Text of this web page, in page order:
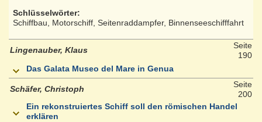
Schlüsselwörter:
Schiffbau, Motorschiff, Seitenraddampfer, Binnenseeschifffahrt
Lingenauber, Klaus
Seite
190
Das Galata Museo del Mare in Genua
Schäfer, Christoph
Seite
200
Ein rekonstruiertes Schiff soll den römischen Handel
erklären